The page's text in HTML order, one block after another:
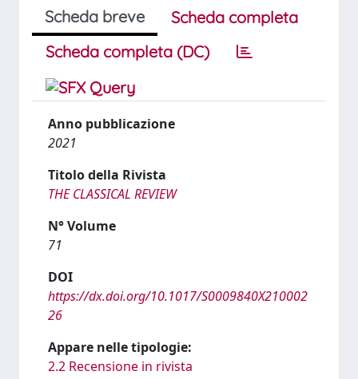
Scheda breve
Scheda completa
Scheda completa (DC)
Anno pubblicazione
2021
Titolo della Rivista
THE CLASSICAL REVIEW
N° Volume
71
DOI
https://dx.doi.org/10.1017/S0009840X210002
26
Appare nelle tipologie:
2.2 Recensione in rivista